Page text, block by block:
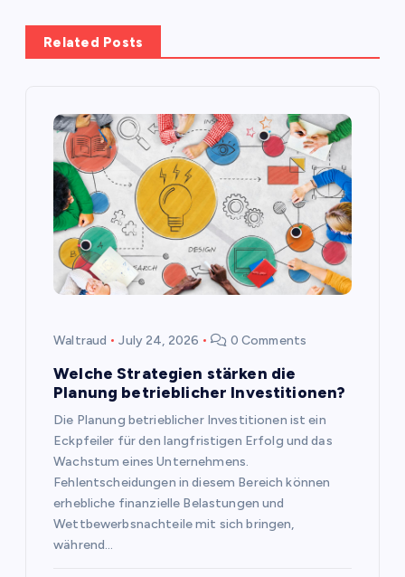
a
v
Related Posts
Waltraud July 24, 2026 0 Comments
Welche Strategien stärken die
Planung betrieblicher Investitionen?
Die Planung betrieblicher Investitionen ist ein
Eckpfeiler für den langfristigen Erfolg und das
Wachstum eines Unternehmens.
Fehlentscheidungen in diesem Bereich können
erhebliche finanzielle Belastungen und
Wettbewerbsnachteile mit sich bringen,
während…